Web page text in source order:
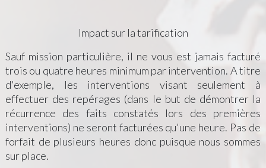
Impact sur la tarification
Sauf mission particulière, il ne vous est jamais facturé
trois ou quatre heures minimum par intervention. A titre
d'exemple, les interventions visant seulement à
effectuer des repérages (dans le but de démontrer la
récurrence des faits constatés lors des premières
interventions) ne seront facturées qu'une heure. Pas de
forfait de plusieurs heures donc puisque nous sommes
sur place.